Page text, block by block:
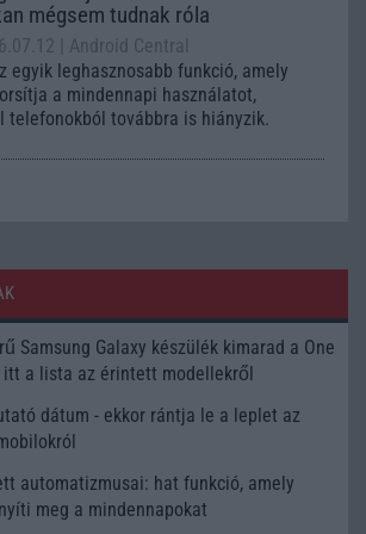
mégsem tudnak róla
| Android Central
egyik leghasznosabb funkció, amely
a mindennapi használatot,
telefonokból továbbra is hiányzik.
Samsung Galaxy készülék kimarad a One
a lista az érintett modellekről
dátum - ekkor rántja le a leplet az
automatizmusai: hat funkció, amely
meg a mindennapokat